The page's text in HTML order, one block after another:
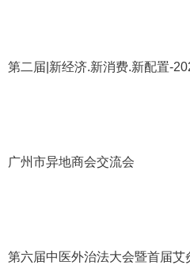
第二届 新经济.新消费.新配置-
广州市异地商会交流会
第六届中医外治法大会暨首届艾